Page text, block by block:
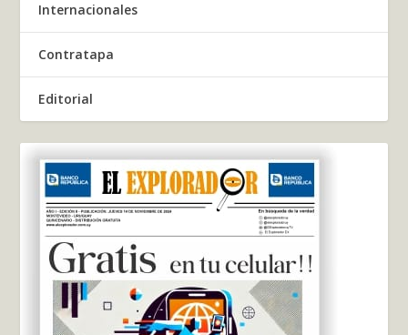
Internacionales
Contratapa
Editorial